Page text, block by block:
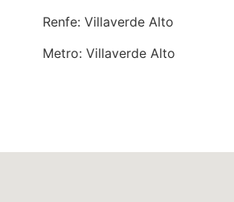
Renfe: Villaverde Alto
Metro: Villaverde Alto